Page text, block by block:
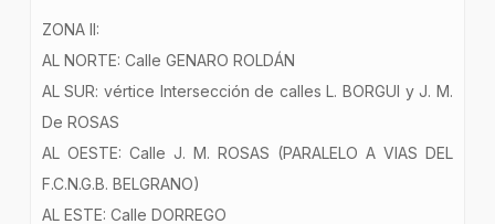
ZONA II:
AL NORTE: Calle GENARO ROLDÁN
AL SUR: vértice Intersección de calles L. BORGUI y J. M.
De ROSAS
AL OESTE: Calle J. M. ROSAS (PARALELO A VIAS DEL
F.C.N.G.B. BELGRANO)
AL ESTE: Calle DORREGO